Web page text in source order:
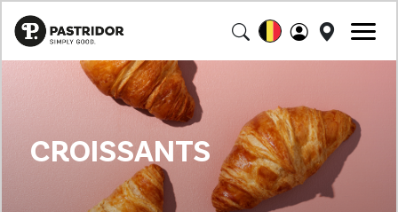
CROISSANTS